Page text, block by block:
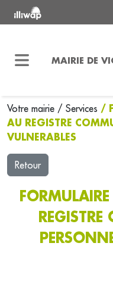
MAIRIE DE
Votre mairie / Services /
AU REGISTRE
VULNERABLES
Retour